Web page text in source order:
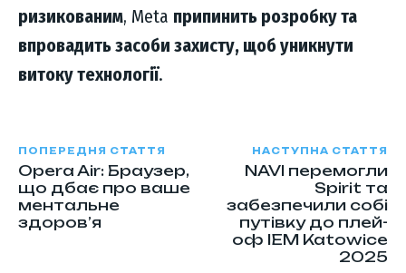
ризикованим, Meta припинить розробку та
впровадить засоби захисту, щоб уникнути
витоку технології.
ПОПЕРЕДНЯ СТАТТЯ
Opera Air: Браузер,
що дбає про ваше
ментальне
здоров’я
НАСТУПНА СТАТТЯ
NAVI перемогли
Spirit та
забезпечили собі
путівку до плей-
оф IEM Katowice
2025